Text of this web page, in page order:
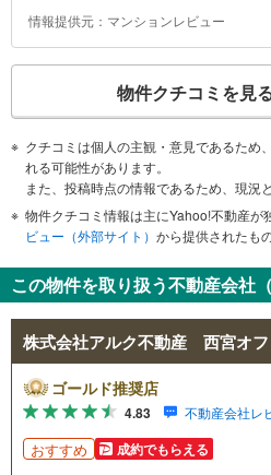
情報提供元：マンションレビュー
物件クチコミを見
クチコミは個人の主観・意見であるため
れる可能性があります。
また、投稿時点の情報であるため、現況
物件クチコミ情報は主にYahoo!不動産が
ビュー（外部サイト） から提供されたも
この物件を取り扱う不動産会社（
株式会社アルク不動産 西宮オフ
ゴールド推奨店
4.83 不動産会社レ
おすすめ 成約でもらえる